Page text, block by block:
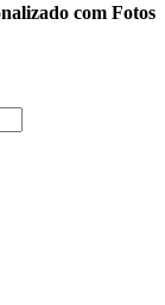
com Fotos